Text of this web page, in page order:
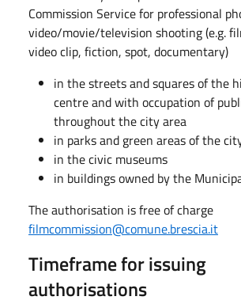
Commission Service for professional
video/movie/television shooting (e.g.
video clip, fiction, spot, documentary)
in the streets and squares of the
centre and with occupation of
throughout the city area
in parks and green areas of the
in the civic museums
in buildings owned by the
The authorisation is free of charge
filmcommission@comune.brescia.it
Timeframe for issuing
authorisations